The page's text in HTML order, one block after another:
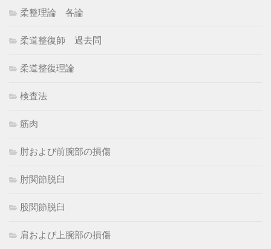
柔整理論 各論
柔道整復師 過去問
柔道整復理論
検査法
筋肉
肘および前腕部の損傷
肘関節脱臼
股関節脱臼
肩および上腕部の損傷